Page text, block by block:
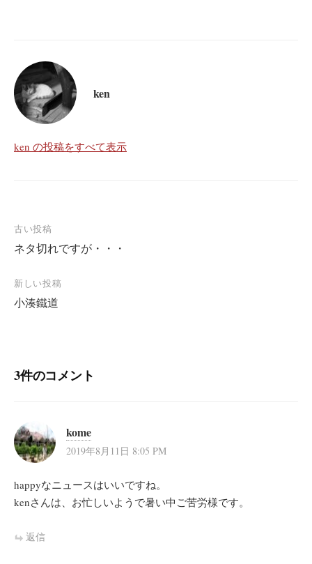
ken
ken の投稿をすべて表示
投
稿
ナ
ビ
ゲ
ョ
古い投稿
ネタ切れですが・・・
新しい投稿
小湊鐵道
3件のコメント
kome
2019年8月11日 8:05 PM
happyなニュースはいいですね。
kenさんは、お忙しいようで暑い中ご苦労様です。
返信